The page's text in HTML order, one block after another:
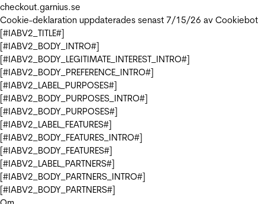
checkout.garnius.se
Cookie-deklaration uppdaterades senast 7/15/26 av Cookiebot
[#IABV2_TITLE#]
[#IABV2_BODY_INTRO#]
[#IABV2_BODY_LEGITIMATE_INTEREST_INTRO#]
[#IABV2_BODY_PREFERENCE_INTRO#]
[#IABV2_LABEL_PURPOSES#]
[#IABV2_BODY_PURPOSES_INTRO#]
[#IABV2_BODY_PURPOSES#]
[#IABV2_LABEL_FEATURES#]
[#IABV2_BODY_FEATURES_INTRO#]
[#IABV2_BODY_FEATURES#]
[#IABV2_LABEL_PARTNERS#]
[#IABV2_BODY_PARTNERS_INTRO#]
[#IABV2_BODY_PARTNERS#]